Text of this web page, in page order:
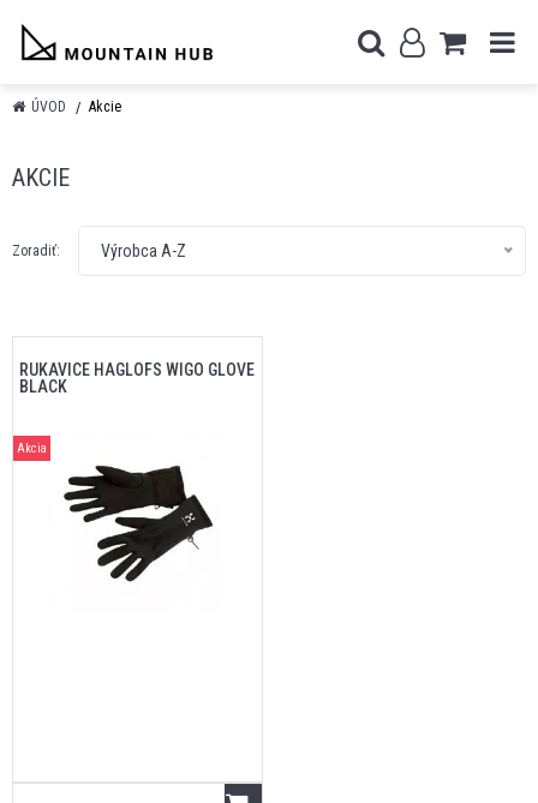
ÚVOD Akcie
AKCIE
Zoradiť: Výrobca A-Z
RUKAVICE HAGLÖFS WIGO GLOVE
BLACK
Akcia